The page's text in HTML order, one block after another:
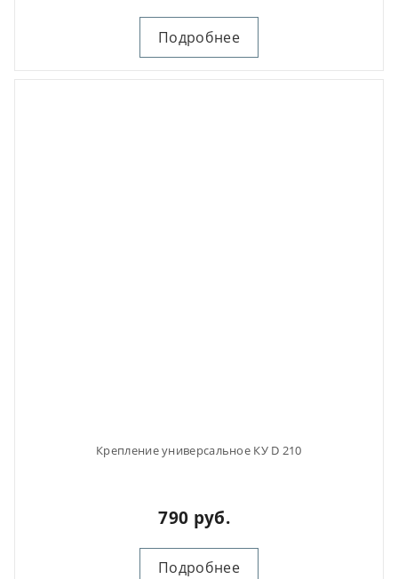
Подробнее
Крепление универсальное КУ D 210
790 руб.
Подробнее